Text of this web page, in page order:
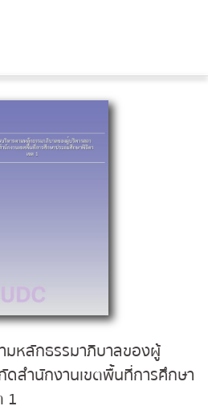
มหลักธรรมาภิบาลของผู้
สำนักงานเขตพื้นที่การศึกษา
1